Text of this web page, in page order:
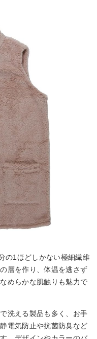
の1ほどしかない極細繊維
層を作り、体温を逃さず
めらかな肌触りも魅力で
洗える製品も多く、お手
電気防止や抗菌防臭など